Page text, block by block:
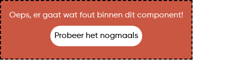
Oeps, er gaat wat fout binnen dit component!
Probeer het nogmaals